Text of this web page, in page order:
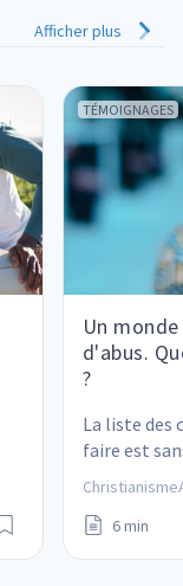
Afficher plus
TÉMOIGNAGES
Un
d'abus.
?
La liste des
faire est
petite
6 min